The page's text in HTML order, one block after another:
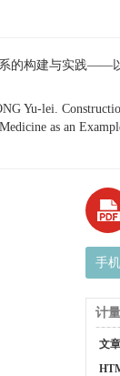
的构建与实践——
Yu-lei.
as an
手
计量
文